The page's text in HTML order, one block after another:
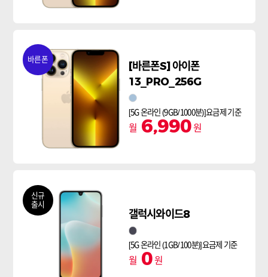
바른폰
[바른폰S] 아이폰
13_PRO_256G
시에라 블루
[5G 온라인 (9GB/1000분)]요금제 기준
월 6,990원
신규
출시
갤럭시와이드8
검정
[5G 온라인 (1GB/100분)]요금제 기준
월 0원